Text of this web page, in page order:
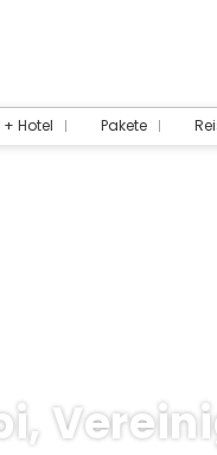
Hotel Pakete